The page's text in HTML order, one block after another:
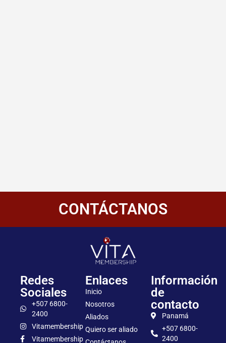
CONTÁCTANOS
Redes
Sociales
+507 6800-
2400
Vitamembership
Vitamembership
Enlaces
Inicio
Nosotros
Aliados
Quiero ser aliado
Información
de
contacto
Panamá
+507 6800-
2400